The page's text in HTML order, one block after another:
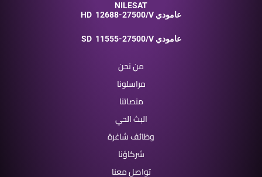
NILESAT
HD
12688-27500/V عامودي
SD 11555-27500/V عامودي
من نحن
مراسلونا
منصاتنا
البث الحي
وظائف شاغرة
شركاؤنا
تواصل معنا